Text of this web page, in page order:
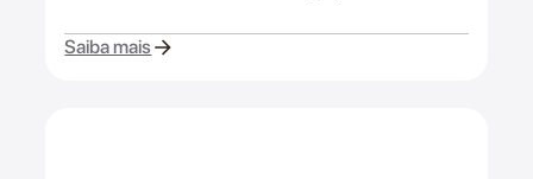
Saiba mais